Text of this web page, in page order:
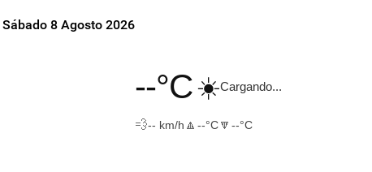
Sábado 8 Agosto 2026
--°C☀️Cargando...
💨-- km/h 🔼 --°C🔽 --°C